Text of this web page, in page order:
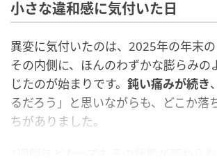
小さな違和感に気付いた日
異変に気付いたのは、2025年の年末
その内側に、ほんのわずかな膨らみの
じたのが始まりです。 鈍い痛みが続き
るだろう」と思いながらも、どこか落
ちがありました。